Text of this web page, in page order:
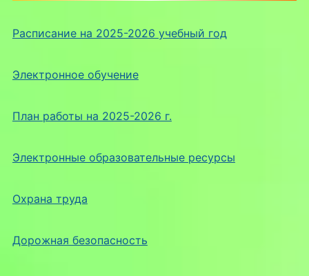
Расписание на 2025-2026 учебный год
Электронное обучение
План работы на 2025-2026 г.
Электронные образовательные ресурсы
Охрана труда
Дорожная безопасность